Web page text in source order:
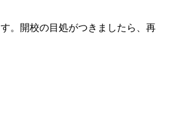
。開校の目処がつきましたら、再